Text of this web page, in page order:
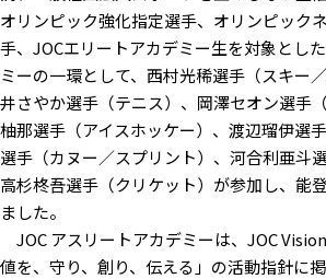
オリンピック強化指定選手、オリンピック
手、JOCエリートアカデミー生を対象とし
ミーの一環として、西村光稀選手（スキー
井さやか選手（テニス）、岡澤セオン選手
柚那選手（アイスホッケー）、渡辺瑠伊選
選手（カヌー／スプリント）、河合利亜斗
⾼杉柊吾選手（クリケット）が参加し、能
ました。
JOC アスリートアカデミーは、JOC
値を、守り、創り、伝える」の活動指針に